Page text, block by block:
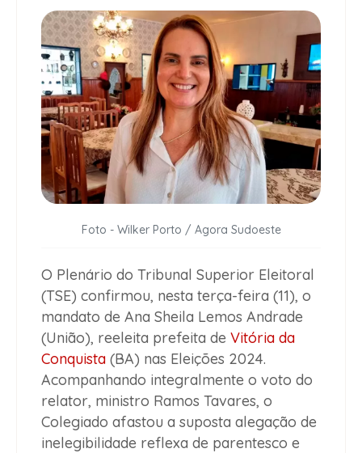
Foto - Wilker Porto / Agora Sudoeste
O Plenário do Tribunal Superior Eleitoral
(TSE) confirmou, nesta terça-feira (11), o
mandato de Ana Sheila Lemos Andrade
(União), reeleita prefeita de Vitória da
Conquista (BA) nas Eleições 2024.
Acompanhando integralmente o voto do
relator, ministro Ramos Tavares, o
Colegiado afastou a suposta alegação de
inelegibilidade reflexa de parentesco e